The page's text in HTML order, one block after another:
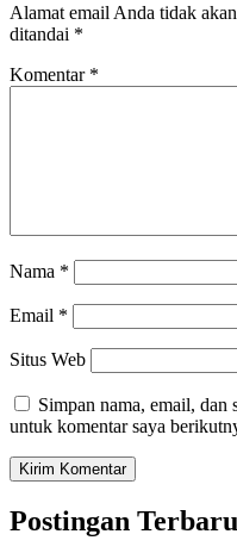
Alamat email Anda tidak
ditandai *
Komentar *
Nama *
Email *
Situs Web
Simpan nama, email, dan
untuk komentar saya
Postingan Terbaru